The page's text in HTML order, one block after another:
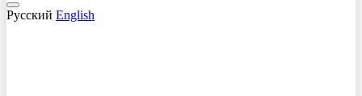
Русский English